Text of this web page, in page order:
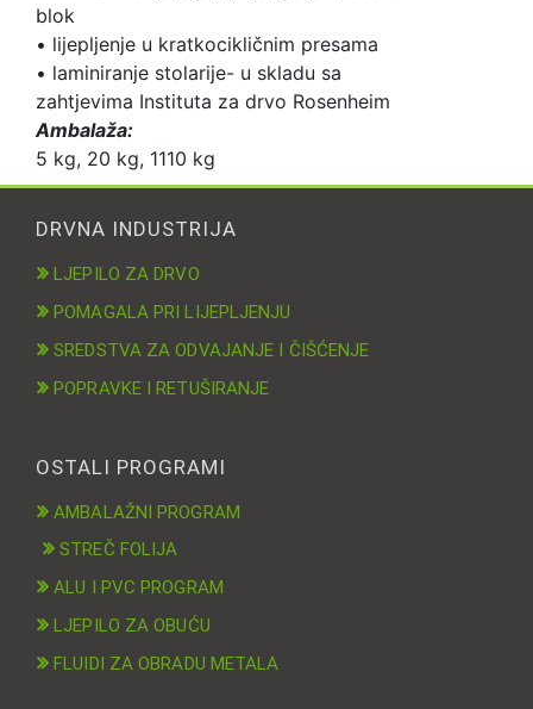
blok
• lijepljenje u kratkocikličnim presama
• laminiranje stolarije- u skladu sa
zahtjevima Instituta za drvo Rosenheim
Ambalaža:
5 kg, 20 kg, 1110 kg
DRVNA INDUSTRIJA
LJEPILO ZA DRVO
POMAGALA PRI LIJEPLJENJU
SREDSTVA ZA ODVAJANJE I ČIŠĆENJE
POPRAVKE I RETUŠIRANJE
OSTALI PROGRAMI
AMBALAŽNI PROGRAM
STREČ FOLIJA
ALU I PVC PROGRAM
LJEPILO ZA OBUĆU
FLUIDI ZA OBRADU METALA